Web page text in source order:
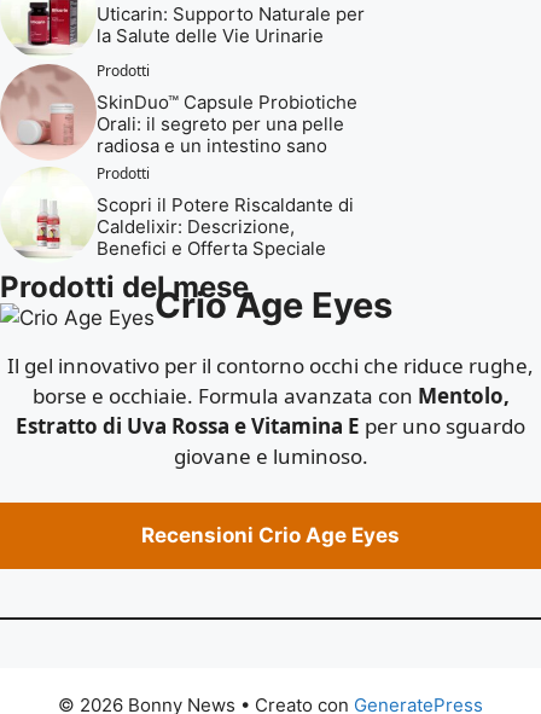
Uticarin: Supporto Naturale per
la Salute delle Vie Urinarie
Prodotti
SkinDuo™ Capsule Probiotiche
Orali: il segreto per una pelle
radiosa e un intestino sano
Prodotti
Scopri il Potere Riscaldante di
Caldelixir: Descrizione,
Benefici e Offerta Speciale
Prodotti del meseCrio Age Eyes
Il gel innovativo per il contorno occhi che riduce rughe,
borse e occhiaie. Formula avanzata con Mentolo,
Estratto di Uva Rossa e Vitamina E per uno sguardo
giovane e luminoso.
Recensioni Crio Age Eyes
© 2026 Bonny News • Creato con GeneratePress